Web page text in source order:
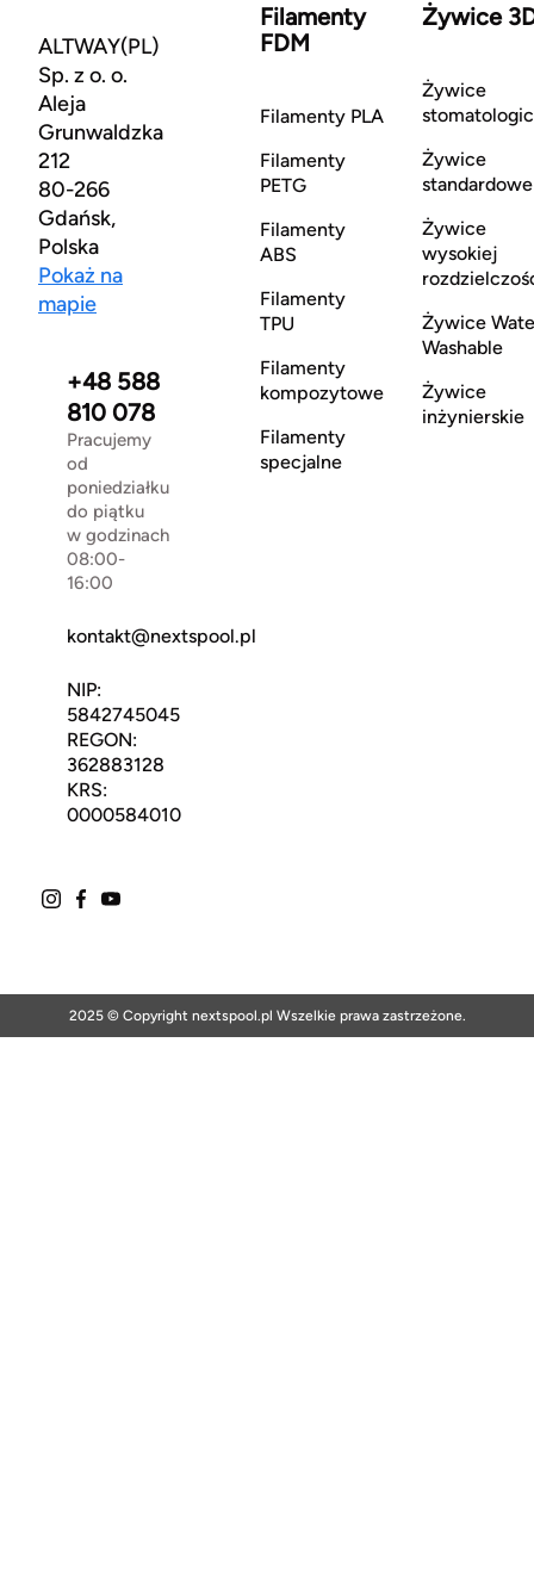
ALTWAY(PL)
Sp. z o. o.
Aleja
Grunwaldzka
212
80-266
Gdańsk,
Polska
Pokaż na
mapie
+48 588
810 078
Pracujemy
od
poniedziałku
do piątku
w godzinach
08:00-
16:00
kontakt@nextspool.pl
NIP:
5842745045
REGON:
362883128
KRS:
0000584010
Filamenty
FDM
Filamenty PLA
Filamenty
PETG
Filamenty
ABS
Filamenty
TPU
Filamenty
kompozytowe
Filamenty
specjalne
Żywice
Żywice
Żywice
standardowe
Żywice
wysokiej
Żywice
Washable
Żywice
inżynierskie